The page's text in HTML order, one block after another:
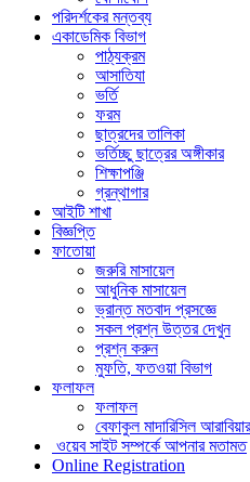
পরিদর্শকের মন্তব্য
একাডেমিক বিভাগ
পাঠ্যক্রম
আসাতিযা
ভর্তি
ফরম
ছাত্রদের তালিকা
ভর্তিচ্ছু ছাত্রের অঙ্গীকার
শিক্ষাপঞ্জি
গ্রন্থাগার
আইটি শাখা
বিজ্ঞপ্তি
ফাতোয়া
জরুরি মাসায়েল
আধুনিক মাসায়েল
ভ্রান্ত মতবাদ প্রসজ্ঞে
সকল প্রশ্ন উত্তর দেখুন
প্রশ্ন করুন
মুফতি, ফতওয়া বিভাগ
ফলাফল
ফলাফল
বেফাকুল মাদারিসিল
ওয়েব সাইট সম্পর্কে আপনার মতামত
Online Registration